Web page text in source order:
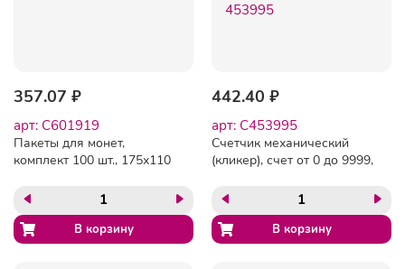
357.07 ₽
арт: C601919
Пакеты для монет,
комплект 100 шт., 175х110
442.40 ₽
арт: C453995
Счетчик механический
(кликер), счет от 0 до 9999,
хром, BRAUBERG, 453995